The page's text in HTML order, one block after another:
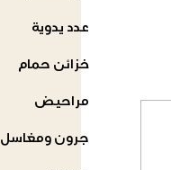
عدد يدوية
خزائن حمام
مراحيض
جرون ومغاسل